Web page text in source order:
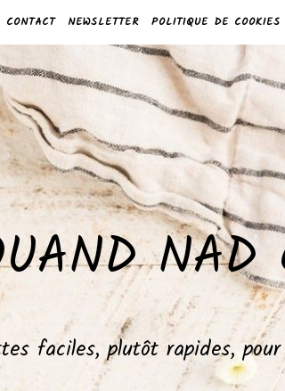
CONTACT NEWSLETTER POLITIQUE DE
faciles, plutôt rapides,